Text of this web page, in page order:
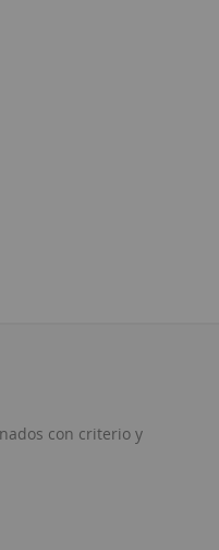
Deseoscon criterio y